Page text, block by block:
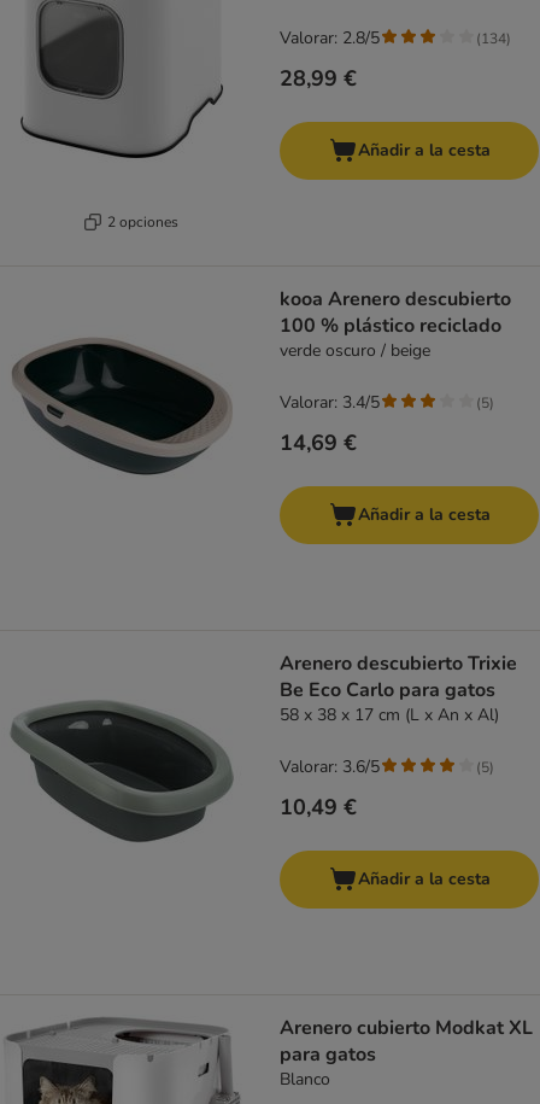
2 opciones
28,99 €
Valorar: 2.8/5 (134)
Añadir a la cesta
kooa Arenero descubierto
100 % plástico reciclado
verde oscuro / beige
14,69 €
Valorar: 3.4/5 (5)
Añadir a la cesta
Arenero descubierto Trixie
Be Eco Carlo para gatos
58 x 38 x 17 cm (L x An x Al)
10,49 €
Valorar: 3.6/5 (5)
Añadir a la cesta
Arenero cubierto Modkat XL
para gatos
Blanco